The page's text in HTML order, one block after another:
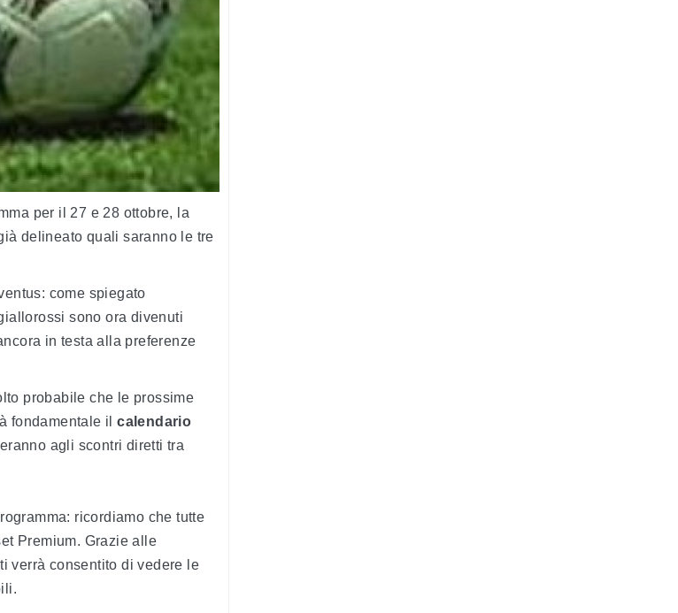
per il 27 e 28 ottobre, la
delineato quali saranno le tre
come spiegato
sono ora divenuti
in testa alla preferenze
probabile che le prossime
fondamentale ilcalendario
agli scontri diretti tra
ricordiamo che tutte
Premium. Grazie alle
verrà consentito di vedere le